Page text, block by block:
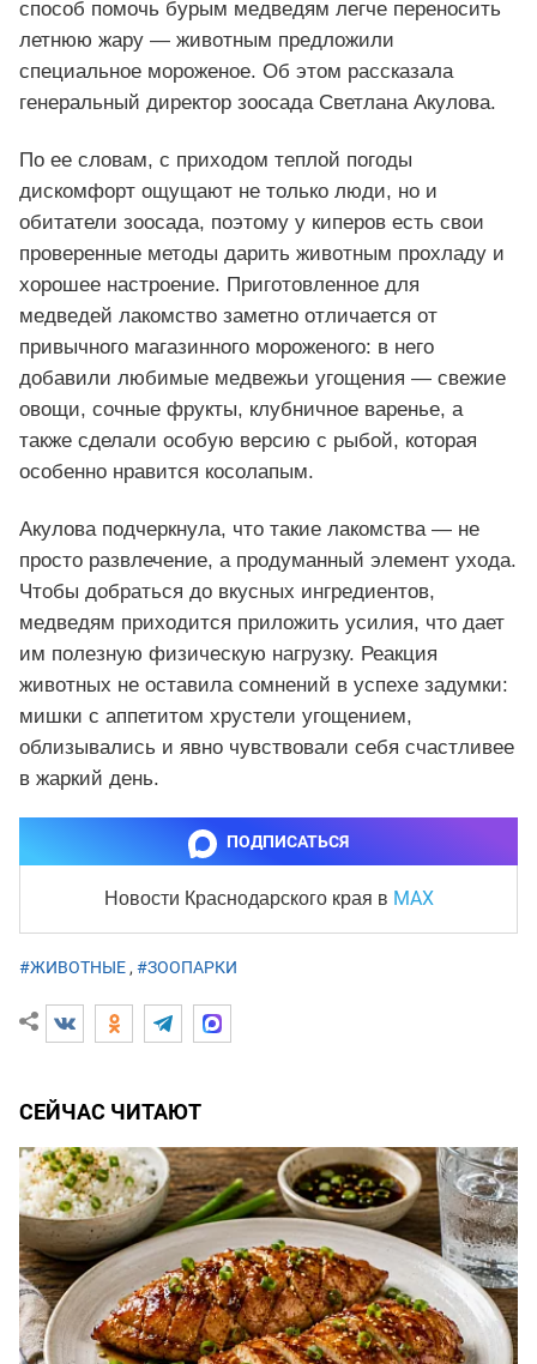
способ помочь бурым медведям легче переносить
летнюю жару — животным предложили
специальное мороженое. Об этом рассказала
генеральный директор зоосада Светлана Акулова.
По ее словам, с приходом теплой погоды
дискомфорт ощущают не только люди, но и
обитатели зоосада, поэтому у киперов есть свои
проверенные методы дарить животным прохладу и
хорошее настроение. Приготовленное для
медведей лакомство заметно отличается от
привычного магазинного мороженого: в него
добавили любимые медвежьи угощения — свежие
овощи, сочные фрукты, клубничное варенье, а
также сделали особую версию с рыбой, которая
особенно нравится косолапым.
Акулова подчеркнула, что такие лакомства — не
просто развлечение, а продуманный элемент ухода.
Чтобы добраться до вкусных ингредиентов,
медведям приходится приложить усилия, что дает
им полезную физическую нагрузку. Реакция
животных не оставила сомнений в успехе задумки:
мишки с аппетитом хрустели угощением,
облизывались и явно чувствовали себя счастливее
в жаркий день.
ПОДПИСАТЬСЯ
Новости Краснодарского края в MAX
#ЖИВОТНЫЕ, #ЗООПАРКИ
СЕЙЧАС ЧИТАЮТ